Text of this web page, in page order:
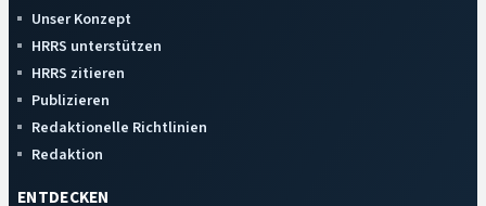
Unser Konzept
HRRS unterstützen
HRRS zitieren
Publizieren
Redaktionelle Richtlinien
Redaktion
ENTDECKEN